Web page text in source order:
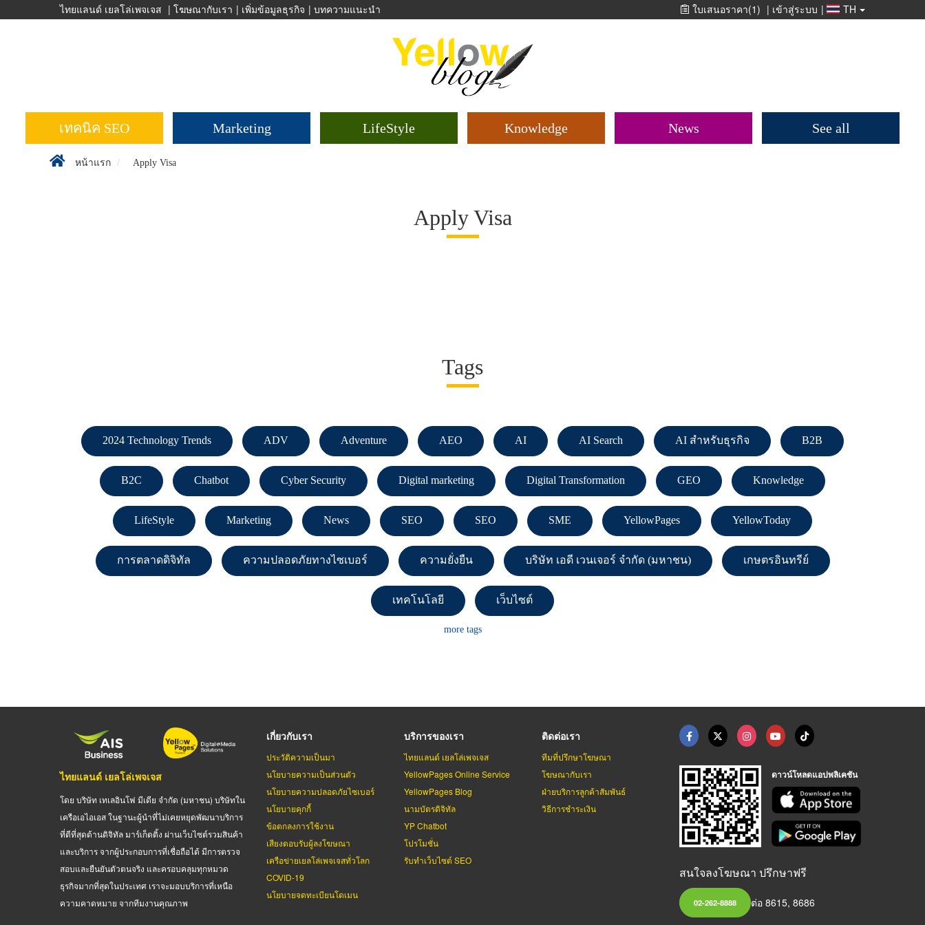
ไทยแลนด์ เยลโล่เพจเจส | โฆษณากับเรา | เพิ่มข้อมูลธุรกิจ | บทความแนะนำ ใบเสนอราคา(1) | เข้าสู่ระบบ | TH
เทคนิค SEO Marketing LifeStyle Knowledge News See all
หน้าแรก Apply Visa
Apply Visa
Tags
2024 Technology Trends ADV Adventure AEO AI AI Search AI สำหรับธุรกิจ B2B
B2C Chatbot Cyber Security Digital marketing Digital Transformation GEO Knowledge
LifeStyle Marketing News SEO SEO SME YellowPages YellowToday
การตลาดดิจิทัล ความปลอดภัยทางไซเบอร์ ความยั่งยืน บริษัท เอดี เวนเจอร์ จำกัด (มหาชน) เกษตรอินทรีย์
เทคโนโลยี เว็บไซต์
more tags
ไทยแลนด์ เยลโล่เพจเจส
โดย บริษัท เทเลอินโฟ มีเดีย จำกัด (มหาชน) บริษัทใน
เครือเอไอเอส ในฐานะผู้นำที่ไม่เคยหยุดพัฒนาบริการ
ที่ดีที่สุดด้านดิจิทัล มาร์เก็ตติ้ง ผ่านเว็บไซต์รวมสินค้า
และบริการ จากผู้ประกอบการที่เชื่อถือได้ มีการตรวจ
สอบและยืนยันตัวตนจริง และครอบคลุมทุกหมวด
ธุรกิจมากที่สุดในประเทศ เราจะมอบบริการที่เหนือ
ความคาดหมาย จากทีมงานคุณภาพ
เกี่ยวกับเรา
ประวัติความเป็นมา
นโยบายความเป็นส่วนตัว
นโยบายความปลอดภัยไซเบอร์
นโยบายคุกกี้
ข้อตกลงการใช้งาน
เสียงตอบรับผู้ลงโฆษณา
เครือข่ายเยลโล่เพจเจสทั่วโลก
COVID-19
นโยบายจดทะเบียนโดเมน
บริการของเรา
ไทยแลนด์ เยลโล่เพจเจส
YellowPages Online Service
YellowPages Blog
นามบัตรดิจิทัล
YP Chatbot
โปรโมชั่น
รับทำเว็บไซต์ SEO
ติดต่อเรา
ทีมที่ปรึกษาโฆษณา
โฆษณากับเรา
ฝ่ายบริการลูกค้าสัมพันธ์
วิธีการชำระเงิน
ดาวน์โหลดแอปพลิเคชัน
สนใจลงโฆษณา ปรึกษาฟรี
02-262-8888 ต่อ 8615, 8686